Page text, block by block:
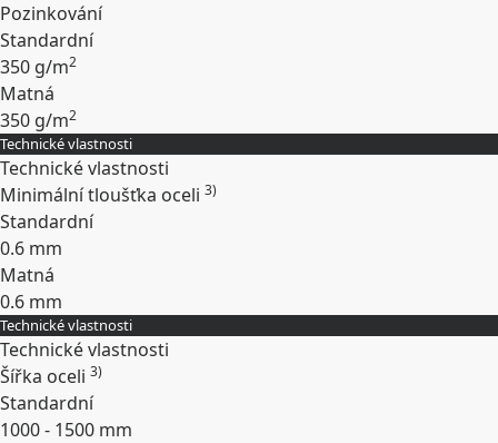
Pozinkování
Standardní
350 g/m2
Matná
350 g/m2
Rozbalit
Technické vlastnosti
Technické vlastnosti
Minimální tloušťka oceli 3)
Standardní
0.6 mm
Matná
0.6 mm
Rozbalit
Technické vlastnosti
Technické vlastnosti
Šířka oceli 3)
Standardní
1000 - 1500 mm